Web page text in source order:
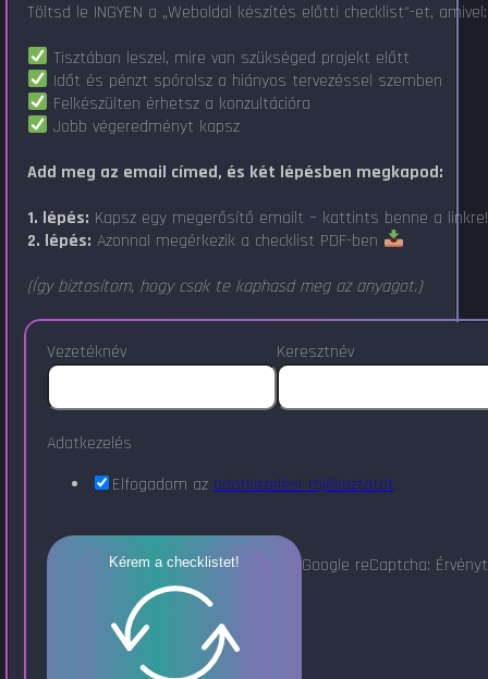
Töltsd le INGYEN a „Weboldal készítés előtti checklist"-et, amivel:
Tisztában leszel, mire van szükséged projekt előtt
Időt és pénzt spórolsz a hiányos tervezéssel szemben
Felkészülten érhetsz a konzultációra
Jobb végeredményt kapsz
Add meg az email címed, és két lépésben megkapod:
1. lépés: Kapsz egy megerősítő emailt – kattints benne a linkre!
2. lépés: Azonnal megérkezik a checklist PDF-ben
(Így biztosítom, hogy csak te kaphasd meg az anyagot.)
Vezetéknév Keresztnév
Adatkezelés
Elfogadom azadatkezelési tájékoztatót
Kérem a checklistet! Google reCaptcha: